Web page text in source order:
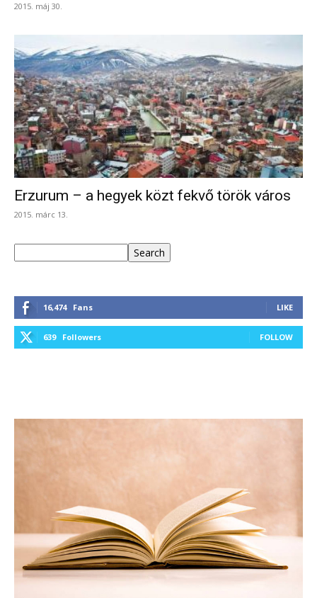
2015. máj 30.
Erzurum – a hegyek közt fekvő török város
2015. márc 13.
Search
16,474 Fans LIKE
639 Followers FOLLOW